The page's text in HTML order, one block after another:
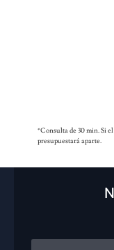
*Consulta de 30 min. Si
presupuestará aparte.